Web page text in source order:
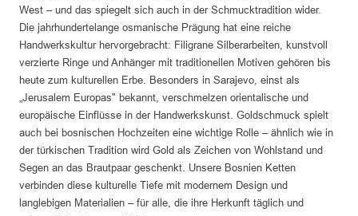
West – und das spiegelt sich auch in der Schmucktradition wider.
Die jahrhundertelange osmanische Prägung hat eine reiche
Handwerkskultur hervorgebracht: Filigrane Silberarbeiten, kunstvoll
verzierte Ringe und Anhänger mit traditionellen Motiven gehören bis
heute zum kulturellen Erbe. Besonders in Sarajevo, einst als
„Jerusalem Europas" bekannt, verschmelzen orientalische und
europäische Einflüsse in der Handwerkskunst. Goldschmuck spielt
auch bei bosnischen Hochzeiten eine wichtige Rolle – ähnlich wie in
der türkischen Tradition wird Gold als Zeichen von Wohlstand und
Segen an das Brautpaar geschenkt. Unsere Bosnien Ketten
verbinden diese kulturelle Tiefe mit modernem Design und
langlebigen Materialien – für alle, die ihre Herkunft täglich und